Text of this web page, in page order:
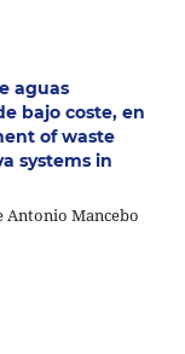
aguas
bajo coste, en
of waste
systems in
Antonio Mancebo